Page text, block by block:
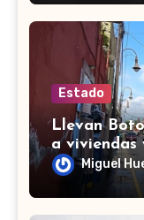
Estado
Llevan
a viviendas
Miguel